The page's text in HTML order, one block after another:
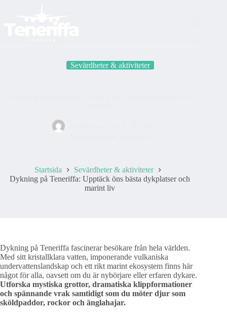
Sevärdheter & aktiviteter
Startsida
Sevärdheter & aktiviteter
Dykning på Teneriffa: Upptäck öns bästa dykplatser och
marint liv
Dykning på Teneriffa fascinerar besökare från hela världen.
Med sitt kristallklara vatten, imponerande vulkaniska
undervattenslandskap och ett rikt marint ekosystem finns här
något för alla, oavsett om du är nybörjare eller erfaren dykare.
Utforska mystiska grottor, dramatiska klippformationer
och spännande vrak samtidigt som du möter djur som
sköldpaddor, rockor och änglahajar.